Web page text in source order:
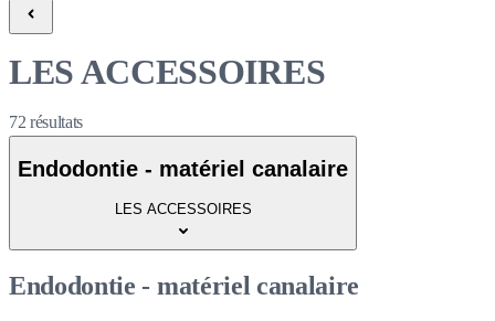
LES ACCESSOIRES
72résultats
Endodontie - matériel canalaire
LES ACCESSOIRES
Endodontie - matériel canalaire